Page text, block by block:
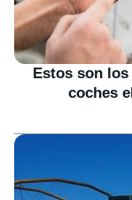
Estos son
coches